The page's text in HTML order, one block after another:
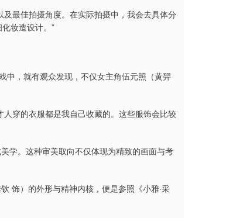
最佳拍摄角度。在实际拍摄中，我会去具体分
妆造设计。”
中，就有观众发现，不仅女主角伍元照（黄羿
穿的衣服都是我自己收藏的。这些服饰会比较
学。这种审美取向不仅体现为精致的画面与考
饰）的外形与精神内核，便是参照《小雅·采